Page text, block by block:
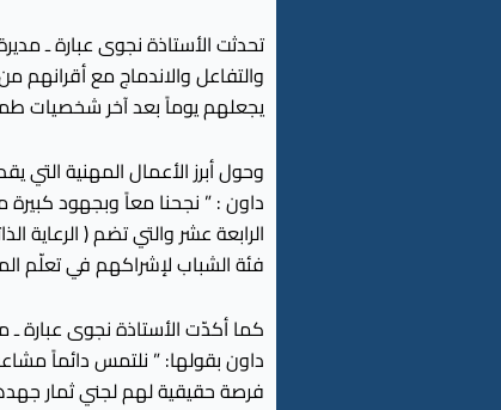
تحدثت الأستاذة نجوى عبارة ـ
والتفاعل والاندماج مع أقرانهم
يجعلهم يوماً بعد آخر شخصيات
وحول أبرز الأعمال المهنية
داون : ” نجحنا معاً وبجهود
الرابعة عشر والتي تضم ( الرعاية
فئة الشباب لإشراكهم في تعلّم
كما أكدّت الأستاذة نجوى عبارة
داون بقولها: ” نلتمس دائماً
فرصة حقيقية لهم لجني ثمار